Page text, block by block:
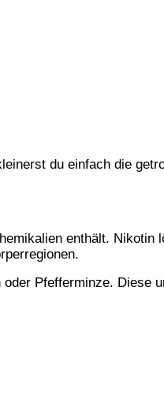
du einfach die
enthält. Nikotin
Pfefferminze. Diese